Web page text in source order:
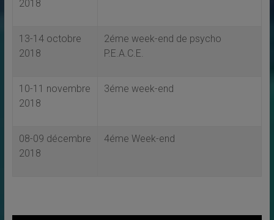
2018
13-14 octobre
2018
2éme week-end de psycho
P.E.A.C.E.
10-11 novembre
2018
3éme week-end
08-09 décembre
2018
4éme Week-end